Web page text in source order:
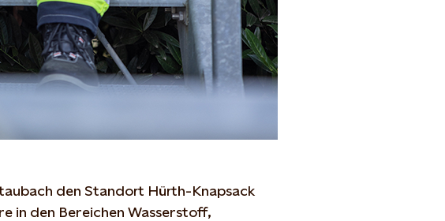
den Standort Hürth-Knapsack
in den Bereichen Wasserstoff,